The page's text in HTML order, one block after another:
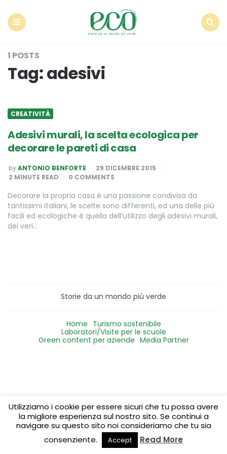
1 POSTS
Tag:adesivi
CREATIVITÀ
Adesivi murali, la scelta ecologica per
decorare le pareti di casa
POSTED
BY
byANTONIO BENFORTE
29 DICEMBRE 2015
2 MINUTE READ 0 COMMENTS
Decorare la propria casa è una passione condivisa da
tantissimi italiani, le scelte sono differenti, ed una delle più
facili ed ecologiche è quella dell’utilizzo degli adesivi murali,
dei veri…
Storie da un mondo più verde
Home Turismo sostenibile
Laboratori/Visite per le scuole
Green content per aziende Media Partner
Utilizziamo i cookie per essere sicuri che tu possa avere
la migliore esperienza sul nostro sito. Se continui a
navigare su questo sito noi consideriamo che tu sia
consenziente.
Accept Read More